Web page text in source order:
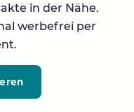
in der Nähe.
werbefrei per